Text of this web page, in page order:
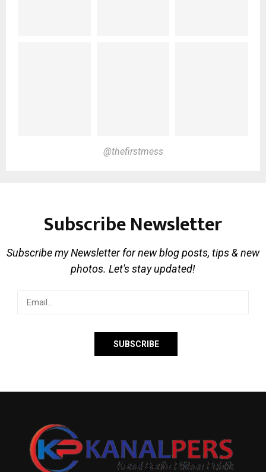
@thefirstmess
Subscribe Newsletter
Subscribe my Newsletter for new blog posts, tips & new
photos. Let's stay updated!